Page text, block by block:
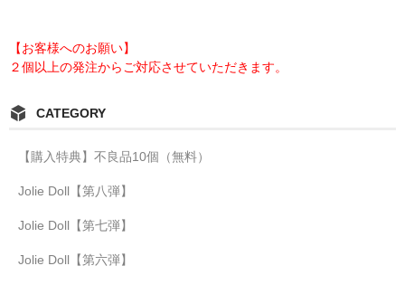
【お客様へのお願い】
２個以上の発注からご対応させていただきます。
CATEGORY
【購入特典】不良品10個（無料）
Jolie Doll【第八弾】
Jolie Doll【第七弾】
Jolie Doll【第六弾】